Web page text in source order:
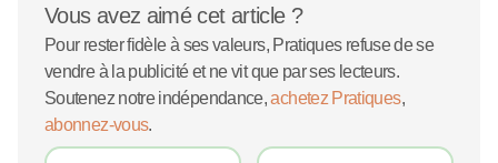
Vous avez aimé cet article ?
Pour rester fidèle à ses valeurs, Pratiques refuse de se
vendre à la publicité et ne vit que par ses lecteurs.
Soutenez notre indépendance,achetez Pratiques,
abonnez-vous.